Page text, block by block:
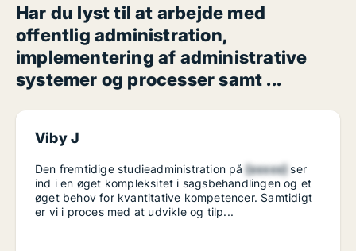
Har du lyst til at arbejde med
offentlig administration,
implementering af administrative
systemer og processer samt ...
Viby J
Den fremtidige studieadministration på[xxxxx]ser
ind i en øget kompleksitet i sagsbehandlingen og et
øget behov for kvantitative kompetencer. Samtidigt
er vi i proces med at udvikle og tilp...